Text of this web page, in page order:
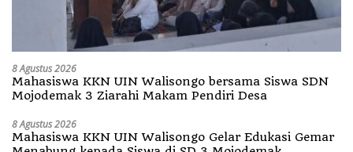
8 Agustus 2026
Mahasiswa KKN UIN Walisongo bersama Siswa SDN
Mojodemak 3 Ziarahi Makam Pendiri Desa
8 Agustus 2026
Mahasiswa KKN UIN Walisongo Gelar Edukasi Gemar